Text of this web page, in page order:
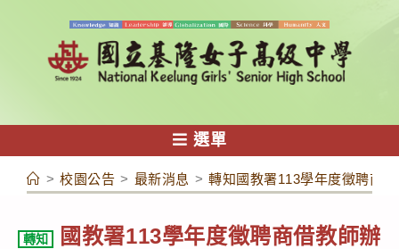
容
選單
> 校園公告 > 最新消息 > 轉知國教署113學年度徵聘商
轉知
國教署113學年度徵聘商借教師辦